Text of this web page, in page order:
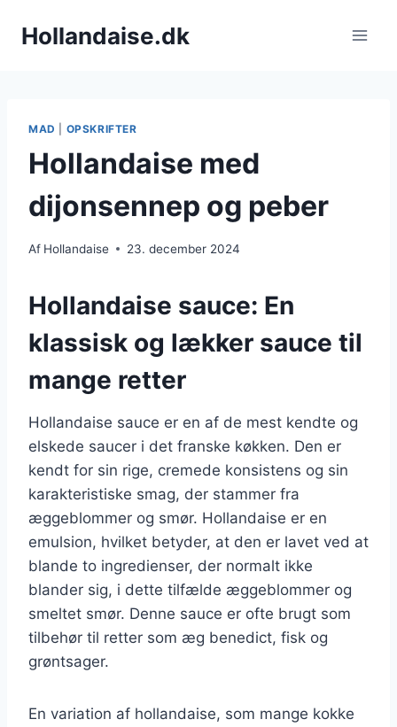
Hollandaise.dk
MAD OPSKRIFTER
Hollandaise med
dijonsennep og peber
Af Hollandaise 23. december 2024
Hollandaise sauce: En
klassisk og lækker sauce til
mange retter
Hollandaise sauce er en af de mest kendte og
elskede saucer i det franske køkken. Den er
kendt for sin rige, cremede konsistens og sin
karakteristiske smag, der stammer fra
æggeblommer og smør. Hollandaise er en
emulsion, hvilket betyder, at den er lavet ved at
blande to ingredienser, der normalt ikke
blander sig, i dette tilfælde æggeblommer og
smeltet smør. Denne sauce er ofte brugt som
tilbehør til retter som æg benedict, fisk og
grøntsager.
En variation af hollandaise, som mange kokke